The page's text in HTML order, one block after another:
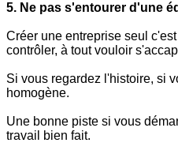
5. Ne pas s'entourer d'une
Créer une entreprise seul
contrôler, à tout vouloir
Si vous regardez l'histoire, si
homogène.
Une bonne piste si vous
travail bien fait.